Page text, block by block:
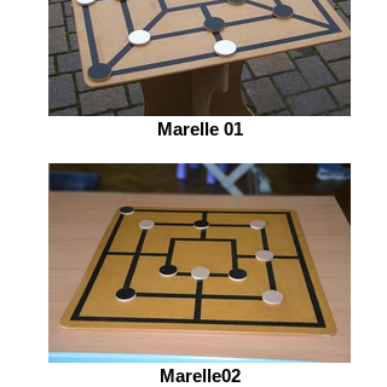
Marelle 01
Marelle02